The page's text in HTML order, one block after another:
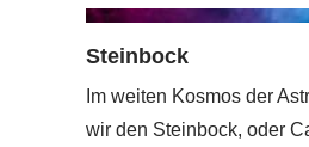
Steinbock
Im weiten Kosmos der
wir den Steinbock, oder